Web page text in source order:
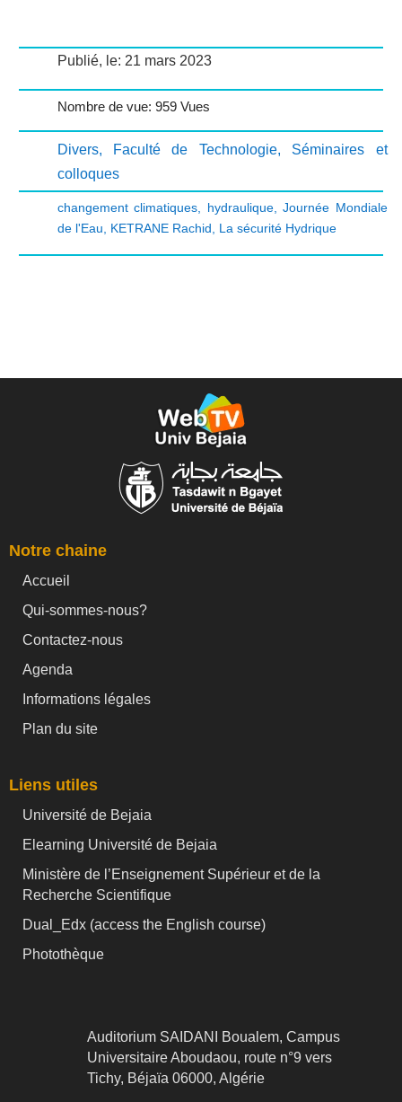
Publié, le: 21 mars 2023
Nombre de vue: 959 Vues
Divers, Faculté de Technologie, Séminaires et
colloques
changement climatiques hydraulique, Journée Mondiale
de l'Eau
KETRANE Rachid La sécurité Hydrique
Notre chaine
Accueil
Qui-sommes-nous?
Contactez-nous
Agenda
Informations légales
Plan du site
Liens utiles
Université de Bejaia
Elearning Université de Bejaia
Ministère de l’Enseignement Supérieur et de la
Recherche Scientifique
Dual_Edx (access the English course)
Photothèque
Auditorium SAIDANI Boualem, Campus
Universitaire Aboudaou, route n°9 vers
Tichy, Béjaïa 06000, Algérie